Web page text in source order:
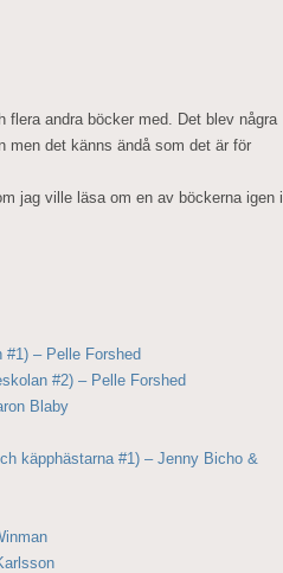
flera andra böcker med. Det blev några
men det känns ändå som det är för
jag ville läsa om en av böckerna igen i
#1) – Pelle Forshed
#2) – Pelle Forshed
Blaby
käpphästarna #1) – Jenny Bicho &